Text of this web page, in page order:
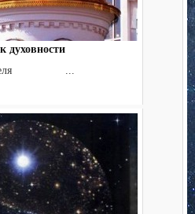
духовности
...